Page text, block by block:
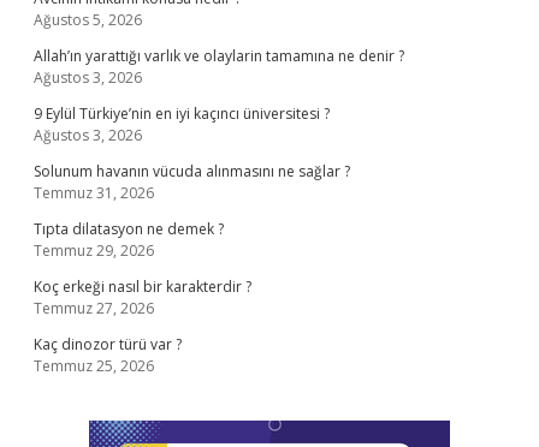
Ağustos 5, 2026
Allah’ın yarattığı varlık ve olaylarin tamamına ne denir ?
Ağustos 3, 2026
9 Eylül Türkiye’nin en iyi kaçıncı üniversitesi ?
Ağustos 3, 2026
Solunum havanın vücuda alınmasını ne sağlar ?
Temmuz 31, 2026
Tıpta dilatasyon ne demek ?
Temmuz 29, 2026
Koç erkeği nasıl bir karakterdir ?
Temmuz 27, 2026
Kaç dinozor türü var ?
Temmuz 25, 2026